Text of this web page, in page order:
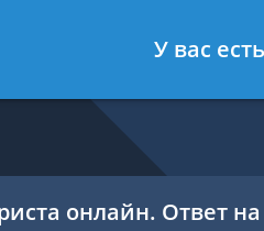
- Юрист по
онлайн. Ответ
У вас